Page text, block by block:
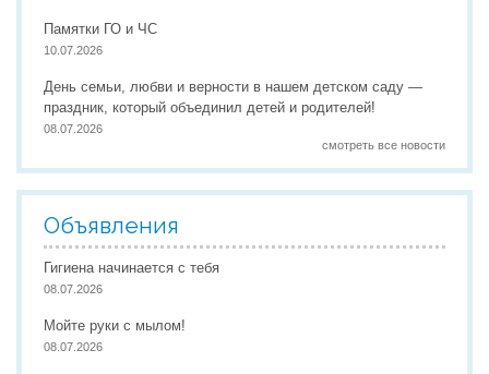
Памятки ГО и ЧС
10.07.2026
День семьи, любви и верности в нашем детском саду —
праздник, который объединил детей и родителей!
08.07.2026
смотреть все новости
Объявления
Гигиена начинается с тебя
08.07.2026
Мойте руки с мылом!
08.07.2026